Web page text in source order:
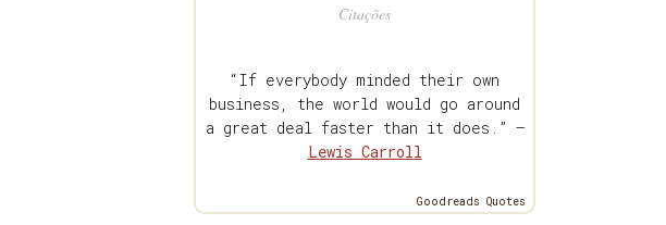
Citações
“If everybody minded their own
business, the world would go around
a great deal faster than it does.” —
Lewis Carroll
Goodreads Quotes